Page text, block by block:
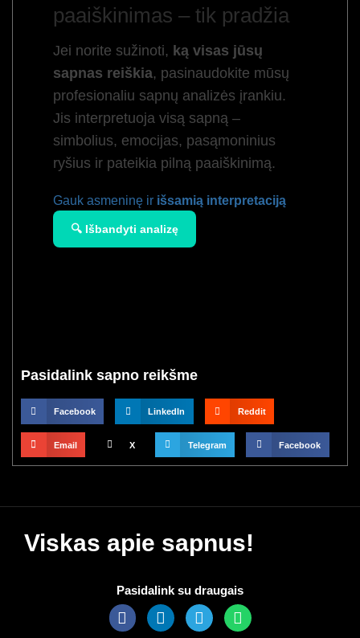
paaiškinimas – tik pradžia
Jei norite sužinoti, ką visas jūsų
sapnas reiškia, pasinaudokite mūsų
profesionaliu sapnų analizės įrankiu.
Jis interpretuoja visą sapną –
simbolius, emocijas, pasąmoninius
ryšius ir pateikia pilną paaiškinimą.
Gauk asmeninę ir išsamią interpretaciją
🔍 Išbandyti analizę
Pasidalink sapno reikšme
Facebook LinkedIn Reddit
Email X Telegram Facebook
Viskas apie sapnus!
Pasidalink su draugais